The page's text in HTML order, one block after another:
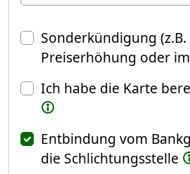
Sonderkündigung (z.B.
Preiserhöhung oder
Ich habe die Karte
Entbindung vom
die Schlichtungsstelle